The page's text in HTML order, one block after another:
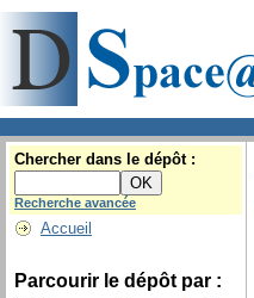
Chercher dans le dépôt :
Recherche avancée
Accueil
Parcourir le dépôt par :